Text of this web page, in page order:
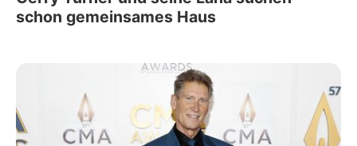
schon gemeinsames Haus